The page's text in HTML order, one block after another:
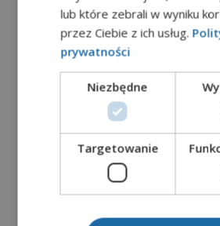
Employee
management
ULT Przasnysz
lub które zebrali w wyniku
przez Ciebie z ich usług.
prywatności
Niezbędne
Targetowanie